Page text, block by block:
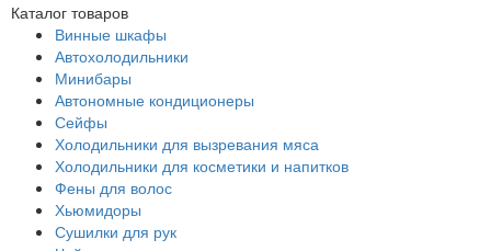
Каталог товаров
Винные шкафы
Автохолодильники
Минибары
Автономные кондиционеры
Сейфы
Холодильники для вызревания мяса
Холодильники для косметики и напитков
Фены для волос
Хьюмидоры
Сушилки для рук